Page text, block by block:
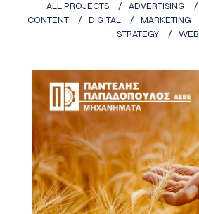
ALL PROJECTS ADVERTISING
CONTENT
DIGITAL MARKETING
STRATEGY
WEB